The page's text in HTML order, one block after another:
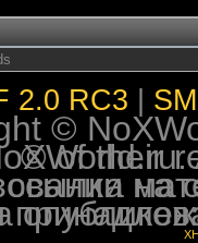
2.0 RC3
©
© 2009-2026 NoXWorld.ru. All
При использовании
на форуме